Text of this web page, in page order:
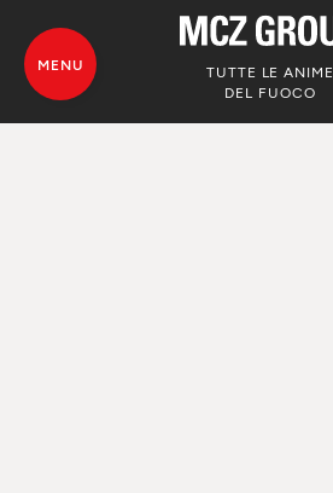
TUTTE LE ANIME
DEL FUOCO
MENU